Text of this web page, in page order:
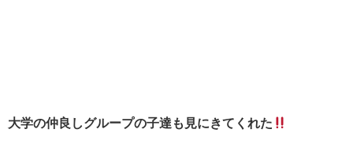
大学の仲良しグループの子達も見にきてくれた